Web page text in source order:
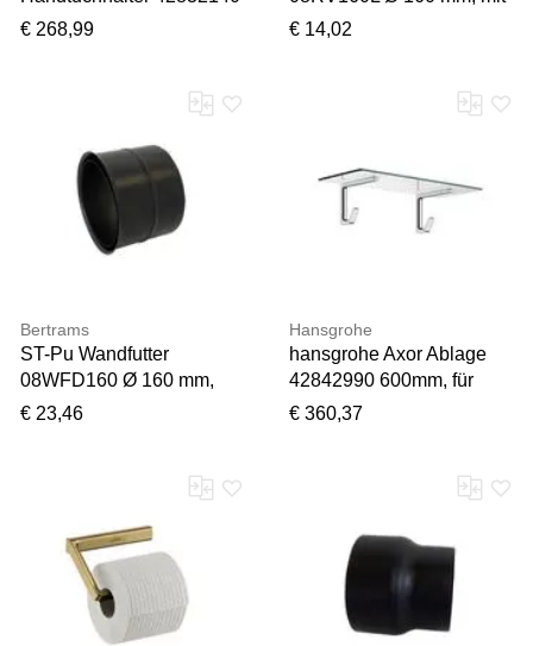
600 mm, brushed bronze
€ 268,99
Reinigungsverschluss
€ 14,02
Bertrams
ST-Pu Wandfutter
08WFD160 Ø 160 mm,
doppelt, 0,8 mm,
€ 23,46
Hansgrohe
hansgrohe Axor Ablage
42842990 600mm, für
Badetuch, polished gold
€ 360,37